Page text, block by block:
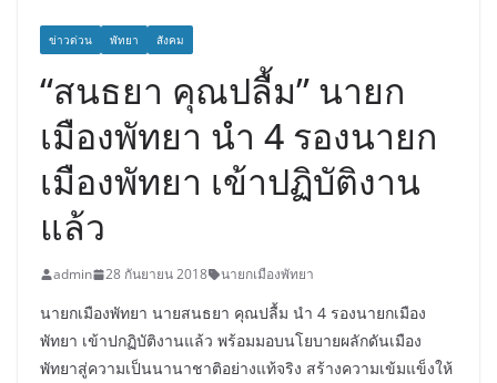
ข่าวด่วน พัทยา สังคม
“สนธยา คุณปลื้ม” นายก
เมืองพัทยา นำ 4 รองนายก
เมืองพัทยา เข้าปฏิบัติงาน
แล้ว
admin 28 กันยายน 2018 นายกเมืองพัทยา
นายกเมืองพัทยา นายสนธยา คุณปลื้ม นำ 4 รองนายกเมือง
พัทยา เข้าปกฏิบัติงานแล้ว พร้อมมอบนโยบายผลักดันเมือง
พัทยาสู่ความเป็นนานาชาติอย่างแท้จริง สร้างความเข้มแข็งให้